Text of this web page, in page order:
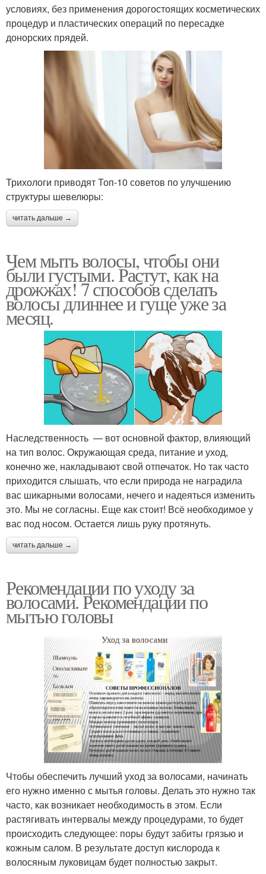
условиях, без применения дорогостоящих косметических
процедур и пластических операций по пересадке
донорских прядей.
Трихологи приводят Топ-10 советов по улучшению
структуры шевелюры:
читать дальше →
Чем мыть волосы, чтобы они
были густыми. Растут, как на
дрожжах! 7 способов сделать
волосы длиннее и гуще уже за
месяц.
Наследственность — вот основной фактор, влияющий
на тип волос. Окружающая среда, питание и уход,
конечно же, накладывают свой отпечаток. Но так часто
приходится слышать, что если природа не наградила
вас шикарными волосами, нечего и надеяться изменить
это. Мы не согласны. Еще как стоит! Всё необходимое у
вас под носом. Остается лишь руку протянуть.
читать дальше →
Рекомендации по уходу за
волосами. Рекомендации по
мытью головы
Чтобы обеспечить лучший уход за волосами, начинать
его нужно именно с мытья головы. Делать это нужно так
часто, как возникает необходимость в этом. Если
растягивать интервалы между процедурами, то будет
происходить следующее: поры будут забиты грязью и
кожным салом. В результате доступ кислорода к
волосяным луковицам будет полностью закрыт.